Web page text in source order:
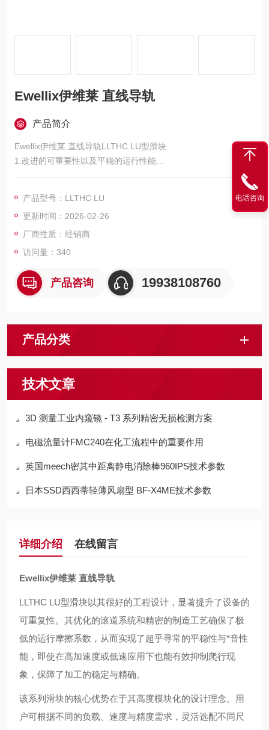
Ewellix伊维莱 直线导轨
产品简介
Ewellix伊维莱 直线导轨LLTHC LU型滑块
1.改进的可重要性以及平稳的运行性能
2.自定义解决方案的模块化概念
4.使用寿命更长，减少维护
5.互换性和全球供货
产品型号：LLTHC LU
更新时间：2026-02-26
厂商性质：经销商
访问量：340
产品咨询 19938108760
产品分类
技术文章
3D 测量工业内窥镜 - T3 系列精密无损检测方案
电磁流量计FMC240在化工流程中的重要作用
英国meech密其中距离静电消除棒960IPS技术参数
日本SSD西西蒂轻薄风扇型 BF-X4ME技术参数
详细介绍 在线留言
Ewellix伊维莱 直线导轨
LLTHC LU型滑块以其很好的工程设计，显著提升了设备的
可重复性。其优化的滚道系统和精密的制造工艺确保了极
低的运行摩擦系数，从而实现了超乎寻常的平稳性与*音性
能，即使在高加速度或低速应用下也能有效抑制爬行现
象，保障了加工的稳定与精确。
该系列滑块的核心优势在于其高度模块化的设计理念。用
户可根据不同的负载、速度与精度需求，灵活选配不同尺
电话咨询